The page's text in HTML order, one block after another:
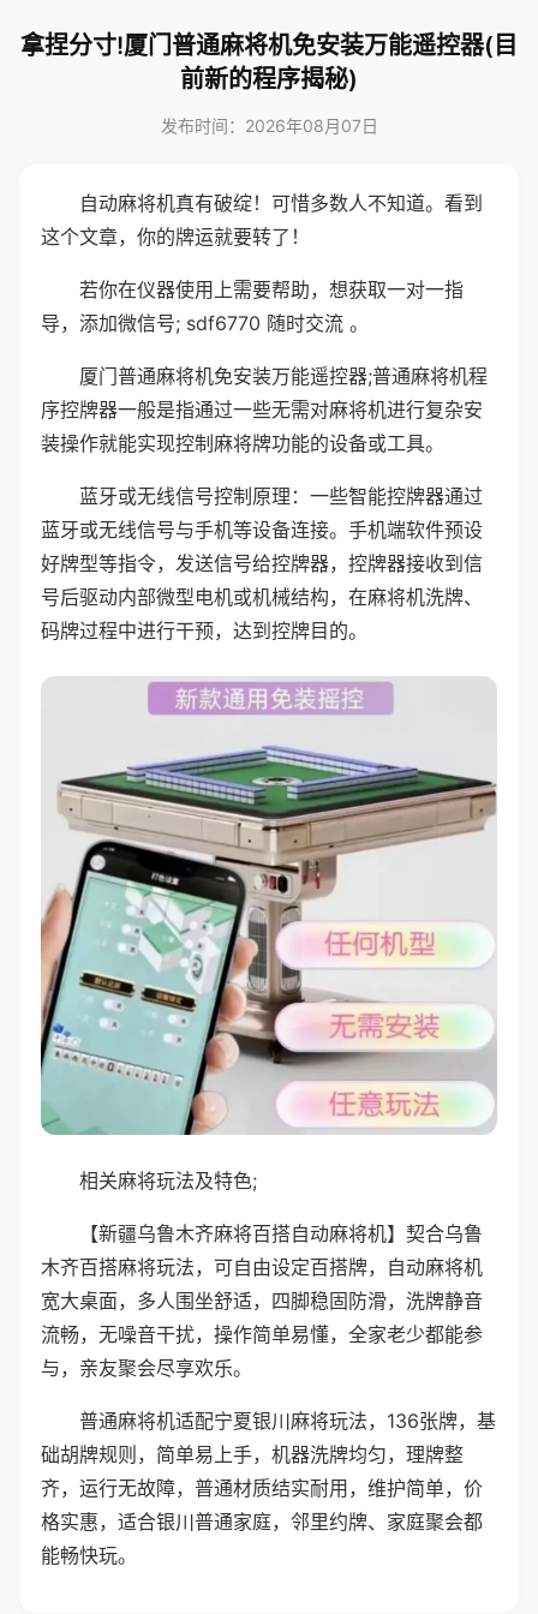
拿捏分寸!厦门普通麻将机免安装万能遥控器(目
前新的程序揭秘)
发布时间：2026年08月07日
自动麻将机真有破绽！可惜多数人不知道。看到
这个文章，你的牌运就要转了！
若你在仪器使用上需要帮助，想获取一对一指
导，添加微信号; sdf6770 随时交流 。
厦门普通麻将机免安装万能遥控器;普通麻将机程
序控牌器一般是指通过一些无需对麻将机进行复杂安
装操作就能实现控制麻将牌功能的设备或工具。
蓝牙或无线信号控制原理：一些智能控牌器通过
蓝牙或无线信号与手机等设备连接。手机端软件预设
好牌型等指令，发送信号给控牌器，控牌器接收到信
号后驱动内部微型电机或机械结构，在麻将机洗牌、
码牌过程中进行干预，达到控牌目的。
相关麻将玩法及特色;
【新疆乌鲁木齐麻将百搭自动麻将机】契合乌鲁
木齐百搭麻将玩法，可自由设定百搭牌，自动麻将机
宽大桌面，多人围坐舒适，四脚稳固防滑，洗牌静音
流畅，无噪音干扰，操作简单易懂，全家老少都能参
与，亲友聚会尽享欢乐。
普通麻将机适配宁夏银川麻将玩法，136张牌，基
础胡牌规则，简单易上手，机器洗牌均匀，理牌整
齐，运行无故障，普通材质结实耐用，维护简单，价
格实惠，适合银川普通家庭，邻里约牌、家庭聚会都
能畅快玩。